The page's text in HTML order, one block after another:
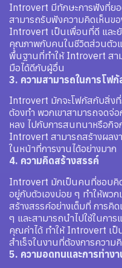
Introvert มีทักษะการฟังที่ยอ
สามารถรับฟังความคิดเห็นข
Introvert เป็นเพื่อนที่ดี และ
คุณภาพกับคนในชีวิตส่วนตัวแ
พื้นฐานที่ทำให้ Introvert สาม
มือได้ดีกับผู้อื่น
3. ความสามารถในการโฟ
Introvert มักจะโฟกัสกับสิ่งที่
ต้องทำ พวกเขาสามารถจดจ่
หลง ไปกับการสนทนาหรือกิจ
Introvert สามารถสร้างผล
ในหน้าที่การงานได้อย่างมาก
4. ความคิดสร้างสรรค์
Introvert มักเป็นคนที่ชอบคิด
อยู่กับตัวเองบ่อย ๆ ทำให้พว
สร้างสรรค์อย่างเต็มที่ การคิ
ๆ และสามารถนำไปใช้ในกา
คุณค่าได้ ทำให้ Introvert เ
สำเร็จในงานที่ต้องการความ
5. ความอดทนและการทำงา